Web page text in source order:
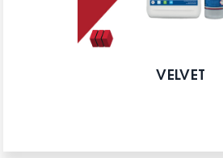
VELVET